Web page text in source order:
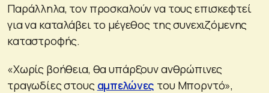
Παράλληλα, τον προσκαλούν να τους επισκεφτεί
για να καταλάβει το μέγεθος της συνεχιζόμενης
καταστροφής.
«Χωρίς βοήθεια, θα υπάρξουν ανθρώπινες
τραγωδίες στους αμπελώνες του Μπορντό»,